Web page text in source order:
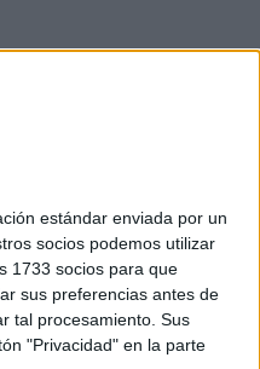
estándar enviada por un
socios podemos utilizar
1733 socios para que
sus preferencias antes de
tal procesamiento. Sus
"Privacidad" en la parte